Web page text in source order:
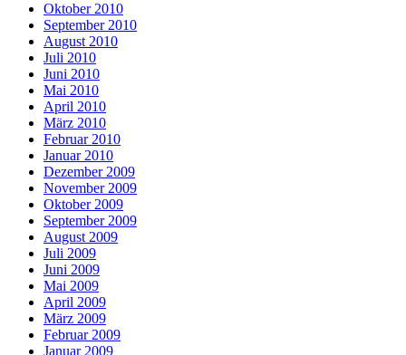
Oktober 2010
September 2010
August 2010
Juli 2010
Juni 2010
Mai 2010
April 2010
März 2010
Februar 2010
Januar 2010
Dezember 2009
November 2009
Oktober 2009
September 2009
August 2009
Juli 2009
Juni 2009
Mai 2009
April 2009
März 2009
Februar 2009
Januar 2009